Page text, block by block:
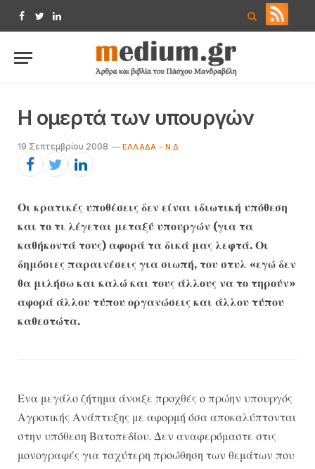
Facebook
TwitterLinkedIn
Η ομερτά των υπουργών
19 Σεπτεμβρίου 2008 ΕΛΛΆΔΑ - Ν.Δ
Οι κρατικές υποθέσεις δεν είναι ιδιωτική υπόθεση
και το τι λέγεται μεταξύ υπουργών (για τα
καθήκοντά τους) αφορά τα δικά μας λεφτά. Οι
δημόσιες παραινέσεις για σιωπή, του στυλ «εγώ δεν
θα μιλήσω και καλώ και τους άλλους να το τηρούν»
αφορά άλλου τύπου οργανώσεις και άλλου τύπου
καθεστώτα.
Ενα μεγάλο ζήτημα άνοιξε προχθές ο πρώην υπουργός
Αγροτικής Ανάπτυξης με αφορμή όσα αποκαλύπτονται
στην υπόθεση Βατοπεδίου. Δεν αναφερόμαστε στις
μονογραφές για ταχύτερη προώθηση των θεμάτων που